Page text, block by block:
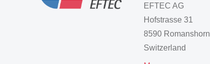
EFTEC AG
Hofstrasse 31
8590 Romanshorn
Switzerland